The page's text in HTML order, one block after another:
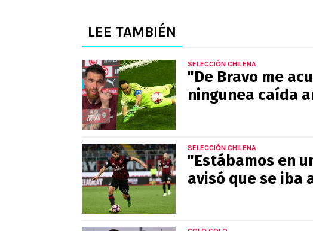
LEE TAMBIÉN
SELECCIÓN CHILENA
"De Bravo me
ningunea caída
SELECCIÓN CHILENA
"Estábamos en
avisó que se iba